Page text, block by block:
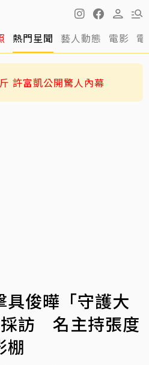
熱門星聞 藝人動態 電影
許富凱公開驚人內幕
俊曄「守護大
訪 名主持張度
棚